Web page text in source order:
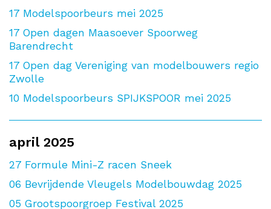
17 Modelspoorbeurs mei 2025
17 Open dagen Maasoever Spoorweg
Barendrecht
17 Open dag Vereniging van modelbouwers regio
Zwolle
10 Modelspoorbeurs SPIJKSPOOR mei 2025
april 2025
27 Formule Mini-Z racen Sneek
06 Bevrijdende Vleugels Modelbouwdag 2025
05 Grootspoorgroep Festival 2025